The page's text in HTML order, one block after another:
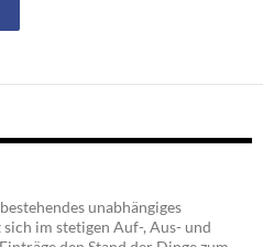
unabhängiges
im stetigen Auf-, Aus- und